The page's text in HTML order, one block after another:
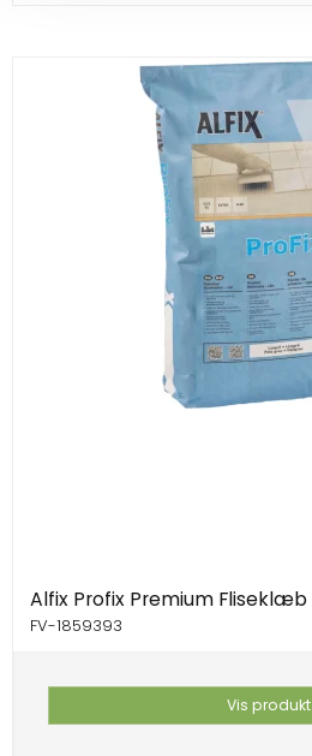
Alfix Profix Premium Fliseklæb
FV-1859393
Vis produkt